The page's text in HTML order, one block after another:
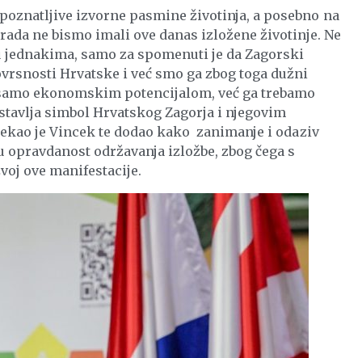
izvorne pasmine životinja, a posebno na
ne bismo imali ove danas izložene životinje. Ne
samo za spomenuti je da Zagorski
Hrvatske i već smo ga zbog toga dužni
ekonomskim potencijalom, već ga trebamo
simbol Hrvatskog Zagorja i njegovim
je Vincek te dodao kako zanimanje i odaziv
održavanja izložbe, zbog čega s
ove manifestacije.